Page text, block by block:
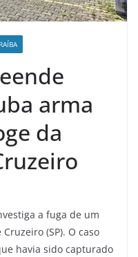
arma
da
a fuga de um
(SP). O caso
havia sido capturado